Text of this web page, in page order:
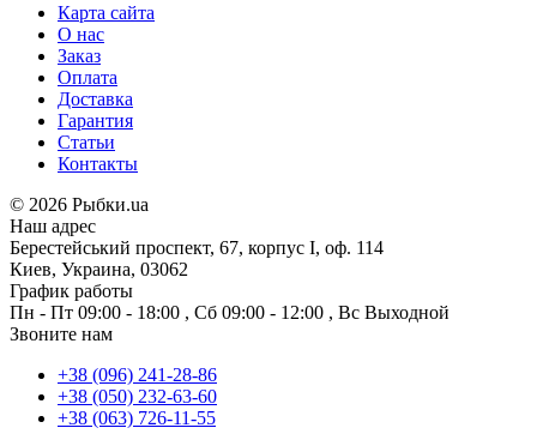
Карта сайта
О нас
Заказ
Оплата
Доставка
Гарантия
Статьи
Контакты
© 2026 Рыбки.ua
Наш адрес
Берестейський проспект, 67, корпус I, оф. 114
Киев, Украина, 03062
График работы
Пн - Пт 09:00 - 18:00 , Сб 09:00 - 12:00 , Вс Выходной
Звоните нам
+38 (096) 241-28-86
+38 (050) 232-63-60
+38 (063) 726-11-55